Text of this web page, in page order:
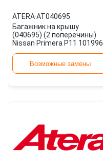
ATERA·AT040695
Багажник на крышу
(040695) (2 поперечины)
Nissan Primera P11 101996-
Возможные замены